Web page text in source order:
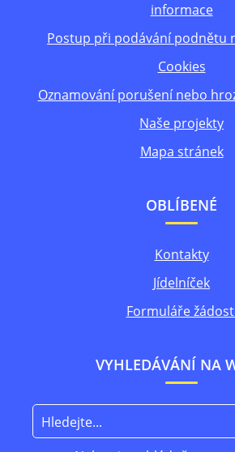
informace
Postup při podávání podnětu
Cookies
Oznamování porušení nebo
Naše projekty
Mapa stránek
OBLÍBENÉ
Kontakty
Jídelníček
Formuláře
VYHLEDÁVÁNÍ NA